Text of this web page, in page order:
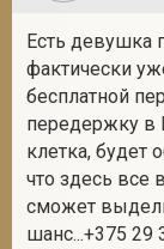
Есть девушка
фактически
бесплатной
передержку в
клетка, будет
что здесь все
сможет
шанс...+375 29